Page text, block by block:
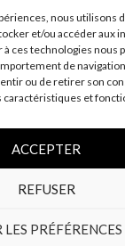
nous utilisons
et/ou accéder aux
à ces technologies
de
ou de retirer son
et
ACCEPTER
REFUSER
LES PRÉFÉRENCES
vendeur
fournisseurs
rapport:
si vous souhaitez